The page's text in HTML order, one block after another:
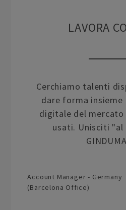
LAVORA
Cerchiamo talenti
dare forma
digitale del mercato
usati. Unisciti "al
Account Manager - Germany
(Barcelona Office)